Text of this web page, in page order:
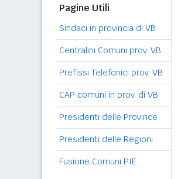
Pagine Utili
Sindaci in provincia di VB
Centralini Comuni prov. VB
Prefissi Telefonici prov. VB
CAP comuni in prov. di VB
Presidenti delle Province
Presidenti delle Regioni
Fusione Comuni PIE